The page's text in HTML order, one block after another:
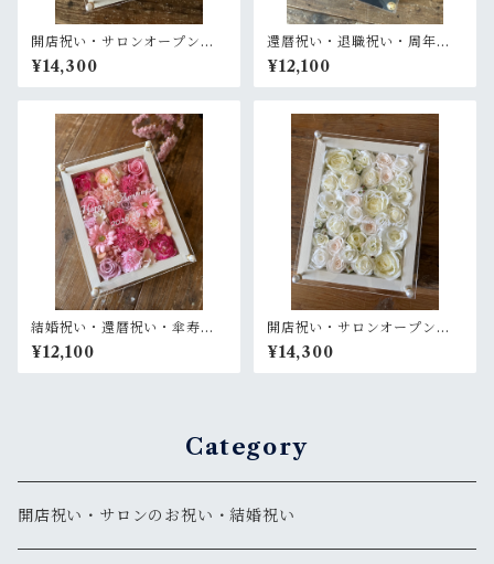
開店祝い・サロンオープン祝
い・還暦祝い【名入れ】プリ
ザーブドフラワーアレンジ ウ
ッドフレーム 白木枠〈ライト
¥14,300
還暦祝い・退職祝い・周年祝
い【名入れ】プリザーブドフ
ラワーアレンジ ウッドフレー
ム 黒木枠
¥12,100
結婚祝い・還暦祝い・傘寿祝
い・百寿祝い・開店祝い・母
の日ギフト【名入れ】プリザ
ーブドフラワーアレンジ ウッ
¥12,100
開店祝い・サロンオープン祝
い・結婚祝い・退職祝い【名
入れ】プリザーブドフラワー
アレンジ ウッドフレーム 白木
¥14,300
Category
開店祝い・サロンのお祝い・結婚祝い